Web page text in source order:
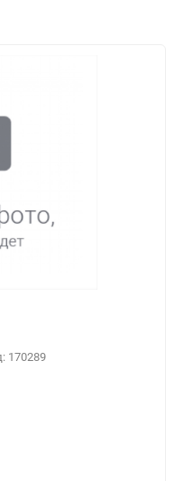
170289